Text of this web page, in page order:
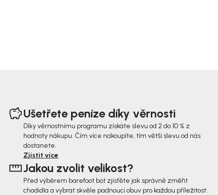
Ušetřete peníze díky věrnosti
Díky věrnostnímu programu získáte slevu od 2 do 10 % z
hodnoty nákupu. Čím více nakoupíte, tím větší slevu od nás
dostanete.
Zjistit více
Jakou zvolit velikost?
Před výběrem barefoot bot zjisťěte jak správně změřit
chodidla a vybrat skvěle padnoucí obuv pro každou příležitost.